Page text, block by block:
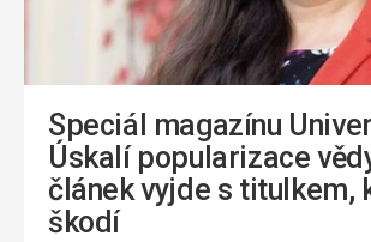
Speciál magazínu
Úskalí popularizace
článek vyjde s titulkem,
škodí